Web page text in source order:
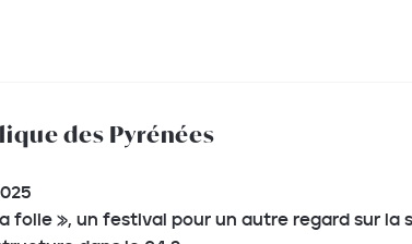
des Pyrénées
folie », un festival pour un autre regard sur